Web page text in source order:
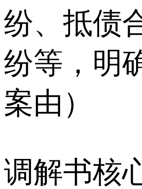
纷、抵债
纷等，明
案由）
调解书核